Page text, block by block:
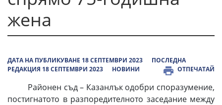
жена
ДАТА НА ПУБЛИКУВАНЕ 18 СЕПТЕМВРИ 2023
ПОСЛЕДНА
РЕДАКЦИЯ 18 СЕПТЕМВРИ 2023
НОВИНИ ОТПЕЧАТАЙ
Районен съд – Казанлък одобри споразумение,
постигнатото в разпоредителното заседание между